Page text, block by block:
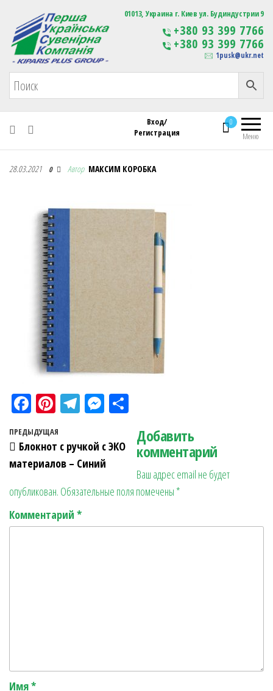
Первая Украинская Сувенирная Компания Изготовление
сувенирной продукции
с логотипом
01013, Украина г. Киев ул. Будиндустрии 9
+380 93 399 7766
+380 93 399 7766
1pusk@ukr.net
Меню
0
Вход/
Регистрация
Первая Украинская Сувенирная Компания
28.03.2021 0 Автор МАКСИМ КОРОБКА
Fa
ce
bo
ok
Pi
nt
er
es
t
Te
gr
a
M
se
n
r
ра
в
ит
ь
Навигация по записям
Предыдущая запись
ПРЕДЫДУЩАЯ
Блокнот с ручкой с ЭКО
материалов – Синий
Добавить
комментарий
Ваш адрес email не будет
опубликован. Обязательные поля помечены *
Комментарий *
Имя*